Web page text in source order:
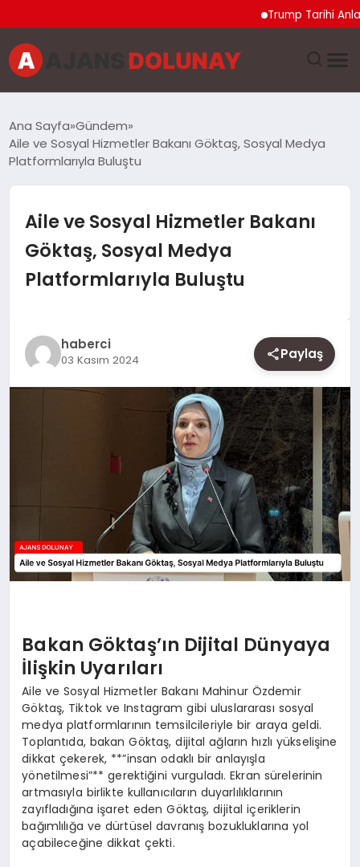
Trump Tarihi
EĞITIM
GÜNCEL
SAĞLIK
Ana Sayfa Gündem
Aile ve Sosyal Hizmetler Bakanı Göktaş, Sosyal Medya
Platformlarıyla Buluştu
Aile ve Sosyal Hizmetler Bakanı
Göktaş, Sosyal Medya
Platformlarıyla Buluştu
haberci
03 Kasım 2024 Paylaş
Bakan Göktaş’ın Dijital Dünyaya
İlişkin Uyarıları
Aile ve Sosyal Hizmetler Bakanı Mahinur Özdemir
Göktaş, Tiktok ve Instagram gibi uluslararası sosyal
medya platformlarının temsilcileriyle bir araya geldi.
Toplantıda, bakan Göktaş, dijital ağların hızlı yükselişine
dikkat çekerek, **”insan odaklı bir anlayışla
yönetilmesi”** gerektiğini vurguladı. Ekran sürelerinin
artmasıyla birlikte kullanıcıların duyarlılıklarının
zayıfladığına işaret eden Göktaş, dijital içeriklerin
bağımlılığa ve dürtüsel davranış bozukluklarına yol
açabileceğine dikkat çekti.